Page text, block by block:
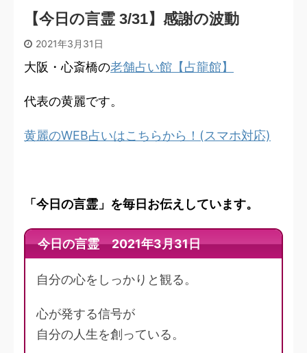
【今日の言霊 3/31】感謝の波動
2021年3月31日
大阪・心斎橋の老舗占い館【占龍館】
代表の黄麗です。
黄麗のWEB占いはこちらから！(スマホ対応)
「今日の言霊」を毎日お伝えしています。
今日の言霊 2021年3月31日
自分の心をしっかりと観る。
心が発する信号が
自分の人生を創っている。